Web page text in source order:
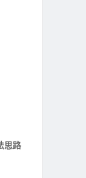
思路